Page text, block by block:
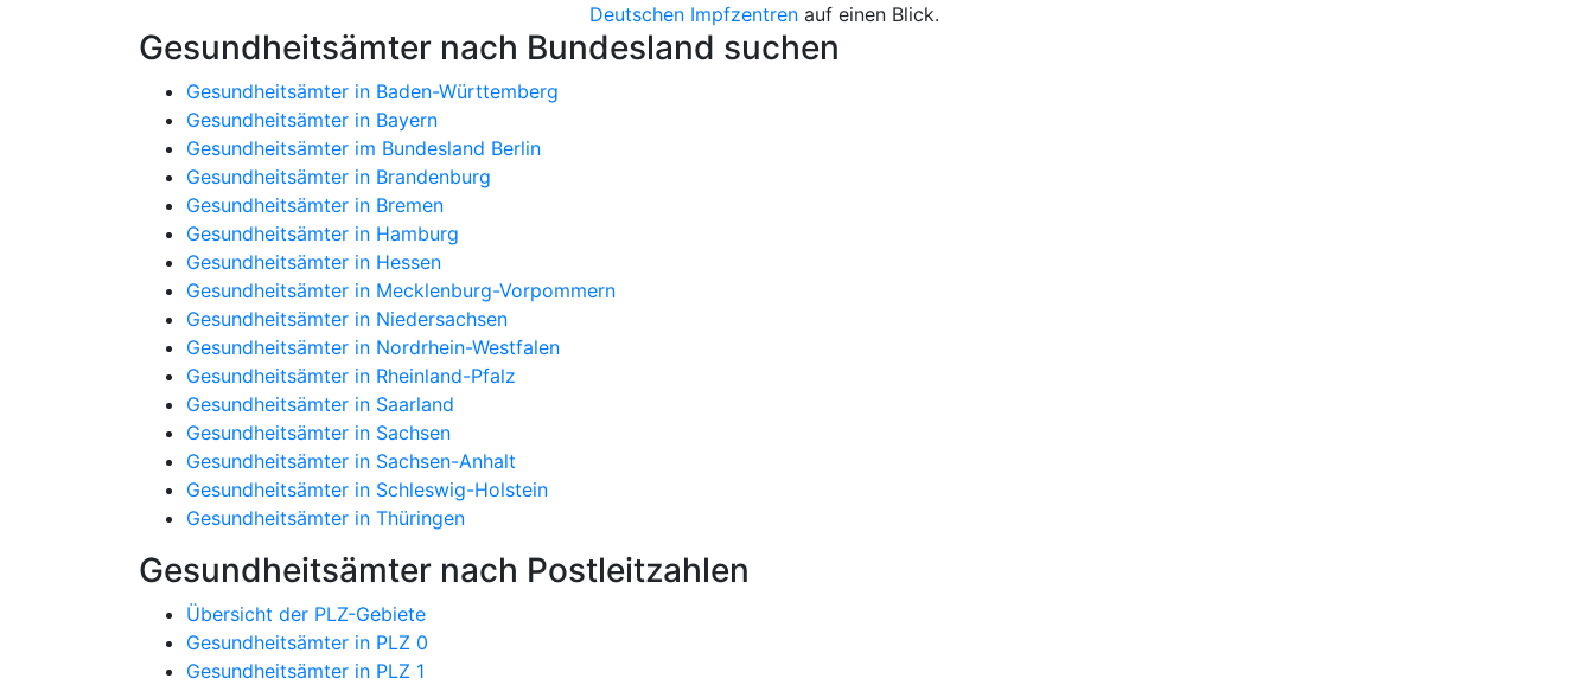
Deutschen Impfzentren auf einen Blick.
Gesundheitsämter nach Bundesland suchen
Gesundheitsämter in Baden-Württemberg
Gesundheitsämter in Bayern
Gesundheitsämter im Bundesland Berlin
Gesundheitsämter in Brandenburg
Gesundheitsämter in Bremen
Gesundheitsämter in Hamburg
Gesundheitsämter in Hessen
Gesundheitsämter in Mecklenburg-Vorpommern
Gesundheitsämter in Niedersachsen
Gesundheitsämter in Nordrhein-Westfalen
Gesundheitsämter in Rheinland-Pfalz
Gesundheitsämter in Saarland
Gesundheitsämter in Sachsen
Gesundheitsämter in Sachsen-Anhalt
Gesundheitsämter in Schleswig-Holstein
Gesundheitsämter in Thüringen
Gesundheitsämter nach Postleitzahlen
Übersicht der PLZ-Gebiete
Gesundheitsämter in PLZ 0
Gesundheitsämter in PLZ 1